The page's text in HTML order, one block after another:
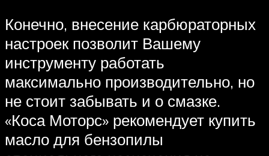
Конечно, внесение карбюраторных
настроек позволит Вашему
инструменту работать
максимально производительно, но
не стоит забывать и о смазке.
«Коса Моторс» рекомендует купить
масло для бензопилы